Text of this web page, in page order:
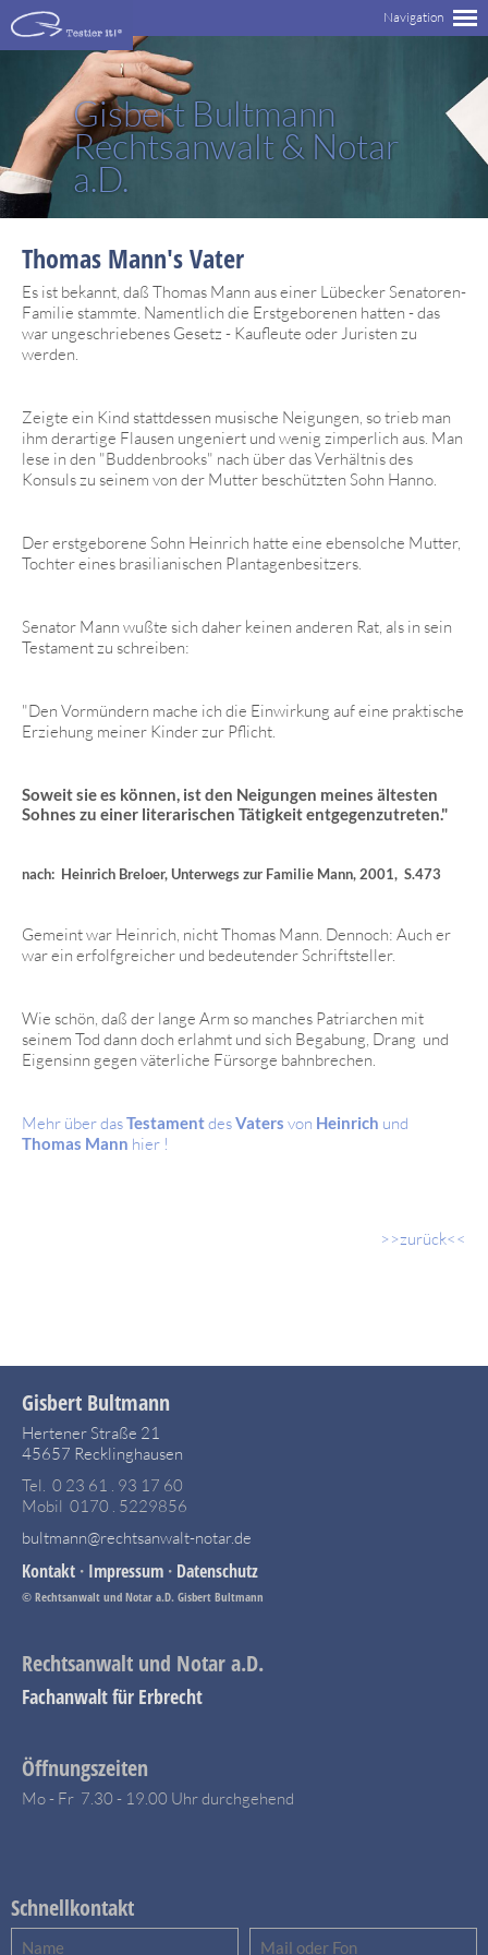
Gisbert Bultmann
Rechtsanwalt & Notar
a.D.
Thomas Mann's Vater
Es ist bekannt, daß Thomas Mann aus einer Lübecker Senatoren-
Familie stammte. Namentlich die Erstgeborenen hatten - das
war ungeschriebenes Gesetz - Kaufleute oder Juristen zu
werden.
Zeigte ein Kind stattdessen musische Neigungen, so trieb man
ihm derartige Flausen ungeniert und wenig zimperlich aus. Man
lese in den "Buddenbrooks" nach über das Verhältnis des
Konsuls zu seinem von der Mutter beschützten Sohn Hanno.
Der erstgeborene Sohn Heinrich hatte eine ebensolche Mutter,
Tochter eines brasilianischen Plantagenbesitzers.
Senator Mann wußte sich daher keinen anderen Rat, als in sein
Testament zu schreiben:
"Den Vormündern mache ich die Einwirkung auf eine praktische
Erziehung meiner Kinder zur Pflicht.
Soweit sie es können, ist den Neigungen meines ältesten
Sohnes zu einer literarischen Tätigkeit entgegenzutreten."
nach: Heinrich Breloer, Unterwegs zur Familie Mann, 2001, S.473
Gemeint war Heinrich, nicht Thomas Mann. Dennoch: Auch er
war ein erfolfgreicher und bedeutender Schriftsteller.
Wie schön, daß der lange Arm so manches Patriarchen mit
seinem Tod dann doch erlahmt und sich Begabung, Drang und
Eigensinn gegen väterliche Fürsorge bahnbrechen.
Mehr über dasTestamentdesVaters von Heinrich und
Thomas Mann hier !
>>zurück<<
Gisbert Bultmann
Hertener Straße 21
45657 Recklinghausen
Tel. 0 23 61 . 93 17 60
Mobil 0170 . 5229856
bultmann@rechtsanwalt-notar.de
Kontakt · Impressum · Datenschutz
© Rechtsanwalt und Notar a.D. Gisbert Bultmann
Rechtsanwalt und Notar a.D.
Fachanwalt für Erbrecht
Öffnungszeiten
Mo - Fr 7.30 - 19.00 Uhr durchgehend
Schnellkontakt